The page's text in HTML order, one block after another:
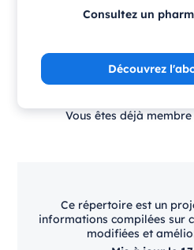
Consultez un
Découvrez
Vous êtes déjà membre
Ce répertoire est un
informations compilées sur
modifiées et